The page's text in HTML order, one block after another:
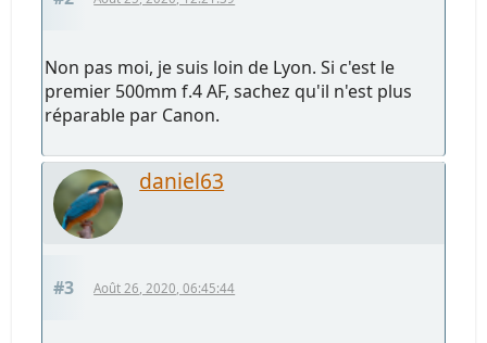
Non pas moi, je suis loin de Lyon. Si c'est le
premier 500mm f.4 AF, sachez qu'il n'est plus
réparable par Canon.
daniel63
#3 Août 26, 2020, 06:45:44